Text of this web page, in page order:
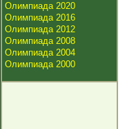
Олимпиада 2020
Олимпиада 2016
Олимпиада 2012
Олимпиада 2008
Олимпиада 2004
Олимпиада 2000